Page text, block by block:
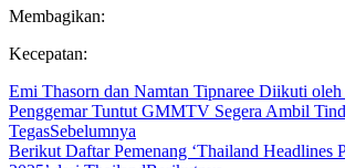
Membagikan:
Kecepatan:
Emi Thasorn dan Namtan Tipnaree Diikuti oleh
Penggemar Tuntut GMMTV Segera Ambil
TegasSebelumnya
Berikut Daftar Pemenang ‘Thailand Headlines